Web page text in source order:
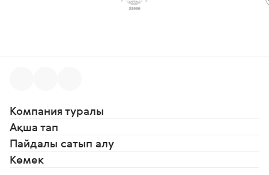
Компания туралы
Ақша тап
Пайдалы сатып алу
Көмек